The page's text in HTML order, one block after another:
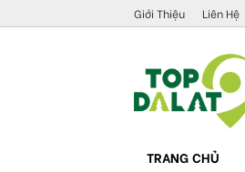
to
Giới Thiệu Liên Hệ
TRANG CHỦ